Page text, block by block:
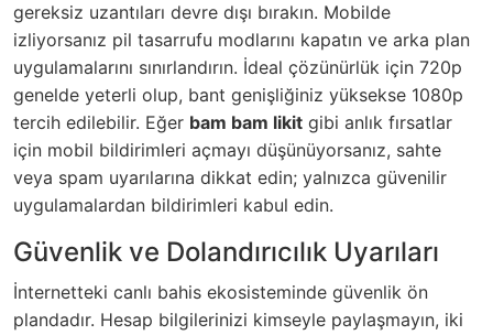
gereksiz uzantıları devre dışı bırakın. Mobilde
izliyorsanız pil tasarrufu modlarını kapatın ve arka plan
uygulamalarını sınırlandırın. İdeal çözünürlük için 720p
genelde yeterli olup, bant genişliğiniz yüksekse 1080p
tercih edilebilir. Eğer bam bam likit gibi anlık fırsatlar
için mobil bildirimleri açmayı düşünüyorsanız, sahte
veya spam uyarılarına dikkat edin; yalnızca güvenilir
uygulamalardan bildirimleri kabul edin.
Güvenlik ve Dolandırıcılık Uyarıları
İnternetteki canlı bahis ekosisteminde güvenlik ön
plandadır. Hesap bilgilerinizi kimseyle paylaşmayın, iki